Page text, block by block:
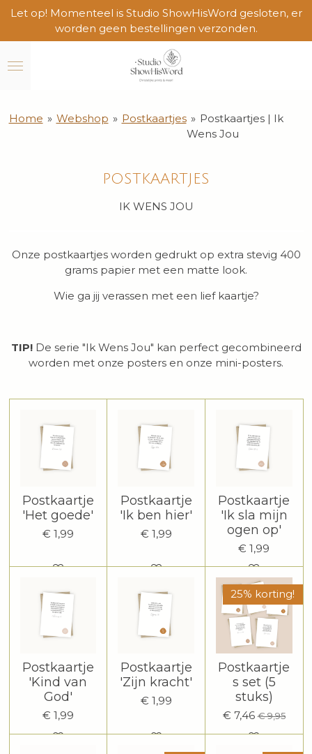
Ga
naar
de
Let op! Momenteel is Studio ShowHisWord gesloten, er
worden geen bestellingen verzonden.
Home » Webshop » Postkaartjes » Postkaartjes | Ik
Wens Jou
POSTKAARTJES
IK WENS JOU
Onze postkaartjes worden gedrukt op extra stevig 400
grams papier met een matte look.
Wie ga jij verassen met een lief kaartje?
TIP!De serie "Ik Wens Jou" kan perfect gecombineerd
worden met onze posters en onze mini-posters.
Postkaartje
'Het goede'
€ 1,99
Postkaartje
'Ik ben hier'
€ 1,99
Postkaartje
'Ik sla mijn
ogen op'
€ 1,99
Postkaartje
'Kind van
God'
€ 1,99
Postkaartje
'Zijn kracht'
€ 1,99
25% korting!
Postkaartje
s set (5
stuks)
€ 7,46 € 9,95